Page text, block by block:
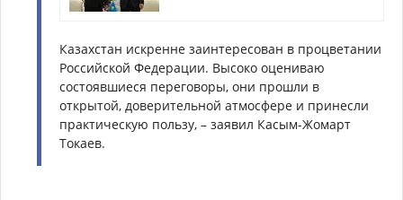
Казахстан искренне заинтересован в процветании
Российской Федерации. Высоко оцениваю
состоявшиеся переговоры, они прошли в
открытой, доверительной атмосфере и принесли
практическую пользу, – заявил Касым-Жомарт
Токаев.